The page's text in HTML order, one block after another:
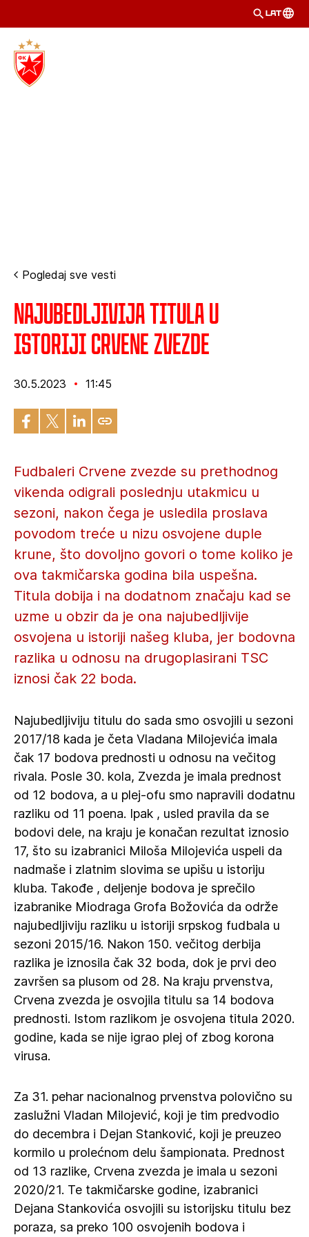
LAT
Pogledaj sve vesti
Najubedljivija titula u
istoriji Crvene zvezde
30.5.2023 11:45
Fudbaleri Crvene zvezde su prethodnog
vikenda odigrali poslednju utakmicu u
sezoni, nakon čega je usledila proslava
povodom treće u nizu osvojene duple
krune, što dovoljno govori o tome koliko je
ova takmičarska godina bila uspešna.
Titula dobija i na dodatnom značaju kad se
uzme u obzir da je ona najubedljivije
osvojena u istoriji našeg kluba, jer bodovna
razlika u odnosu na drugoplasirani TSC
iznosi čak 22 boda.
Najubedljiviju titulu do sada smo osvojili u sezoni
2017/18 kada je četa Vladana Milojevića imala
čak 17 bodova prednosti u odnosu na večitog
rivala. Posle 30. kola, Zvezda je imala prednost
od 12 bodova, a u plej-ofu smo napravili dodatnu
razliku od 11 poena. Ipak , usled pravila da se
bodovi dele, na kraju je konačan rezultat iznosio
17, što su izabranici Miloša Milojevića uspeli da
nadmaše i zlatnim slovima se upišu u istoriju
kluba. Takođe , deljenje bodova je sprečilo
izabranike Miodraga Grofa Božovića da održe
najubedljiviju razliku u istoriji srpskog fudbala u
sezoni 2015/16. Nakon 150. večitog derbija
razlika je iznosila čak 32 boda, dok je prvi deo
završen sa plusom od 28. Na kraju prvenstva,
Crvena zvezda je osvojila titulu sa 14 bodova
prednosti. Istom razlikom je osvojena titula 2020.
godine, kada se nije igrao plej of zbog korona
virusa.
Za 31. pehar nacionalnog prvenstva polovično su
zaslužni Vladan Milojević, koji je tim predvodio
do decembra i Dejan Stanković, koji je preuzeo
kormilo u prolećnom delu šampionata. Prednost
od 13 razlike, Crvena zvezda je imala u sezoni
2020/21. Te takmičarske godine, izabranici
Dejana Stankovića osvojili su istorijsku titulu bez
poraza, sa preko 100 osvojenih bodova i